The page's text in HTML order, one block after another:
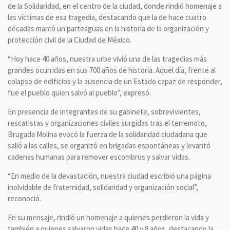
de la Solidaridad, en el centro de la ciudad, donde rindió homenaje a
las víctimas de esa tragedia, destacando que la de hace cuatro
décadas marcó un parteaguas en la historia de la organización y
protección civil de la Ciudad de México.
“Hoy hace 40 años, nuestra urbe vivió una de las tragedias más
grandes ocurridas en sus 700 años de historia. Aquel día, frente al
colapso de edificios y la ausencia de un Estado capaz de responder,
fue el pueblo quien salvó al pueblo”, expresó.
En presencia de integrantes de su gabinete, sobrevivientes,
rescatistas y organizaciones civiles surgidas tras el terremoto,
Brugada Molina evocó la fuerza de la solidaridad ciudadana que
salió a las calles, se organizó en brigadas espontáneas y levantó
cadenas humanas para remover escombros y salvar vidas.
“En medio de la devastación, nuestra ciudad escribió una página
inolvidable de fraternidad, solidaridad y organización social”,
reconoció.
En su mensaje, rindió un homenaje a quienes perdieron la vida y